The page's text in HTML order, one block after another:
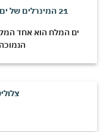
ים המלח הוא אחד המקומות
הנמוכה
צלוליט-